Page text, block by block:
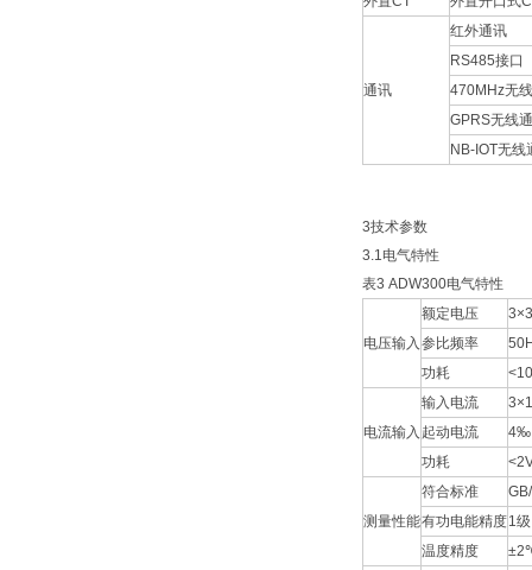
通讯
红外通讯
RS485接口
470MHz无
GPRS无线
NB-IOT无
3技术参数
3.1电气特性
表3 ADW300电气特性
电压输入
额定电压
参比频率
功耗
电流输入
输入电流
起动电流
功耗
测量性能
符合标准
有功电能精度1级
温度精度